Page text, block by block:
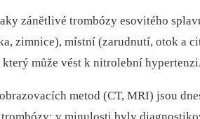
zánětlivé trombózy esovitého
zimnice), místní (zarudnutí, otok a
který může vést k nitrolební
metod (CT, MRI) jsou